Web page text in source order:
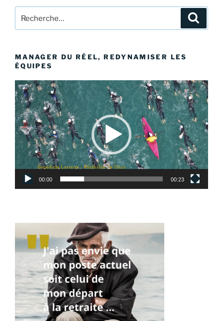
pour
MANAGER DU RÉEL, REDYNAMISER LES
ÉQUIPES
Lecteur
vidéo
00:00 00:23